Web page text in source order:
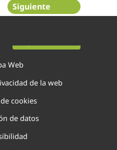
Siguiente
Web
de la web
cookies
de datos